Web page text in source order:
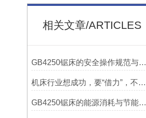
相关文章/ARTICLES
GB4250锯床的安全操作规范与注意事项
机床行业想成功，要“借力”，不要“尽力”！
GB4250锯床的能源消耗与节能措施